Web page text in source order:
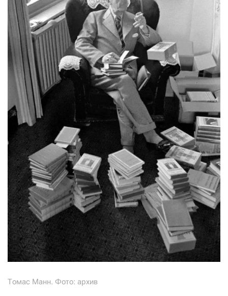
Томас Манн. Фото: архив